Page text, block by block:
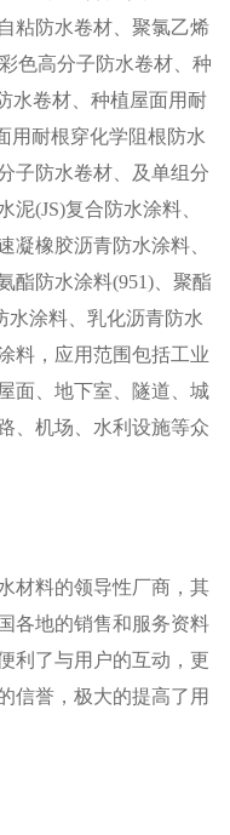
粘防水卷材、聚氯乙烯
色高分子防水卷材、种
水卷材、种植屋面用耐
用耐根穿化学阻根防水
子防水卷材、及单组分
泥(JS)复合防水涂料、
凝橡胶沥青防水涂料、
酯防水涂料(951)、聚酯
水涂料、乳化沥青防水
料，应用范围包括工业
面、地下室、隧道、城
、机场、水利设施等众
材料的领导性厂商，其
各地的销售和服务资料
利了与用户的互动，更
信誉，极大的提高了用